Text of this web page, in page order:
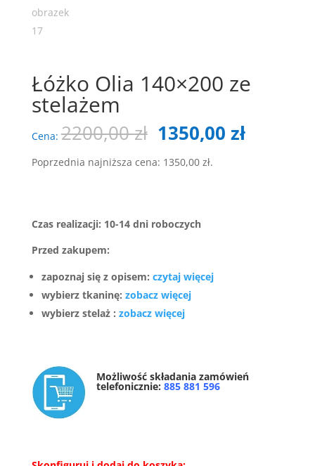
Łóżko Olia 140×200 ze
stelażem
Cena: 2200,00zł Pierwotna
cena
wynosiła:
1350,00 zł
Poprzednia najniższa cena: 1350,00 zł.
Czas realizacji: 10-14 dni roboczych
Przed zakupem:
zapoznaj się z opisem: czytaj więcej
wybierz tkaninę: zobacz więcej
wybierz stelaż : zobacz więcej
Możliwość składania zamówień
telefonicznie: 885 881 596